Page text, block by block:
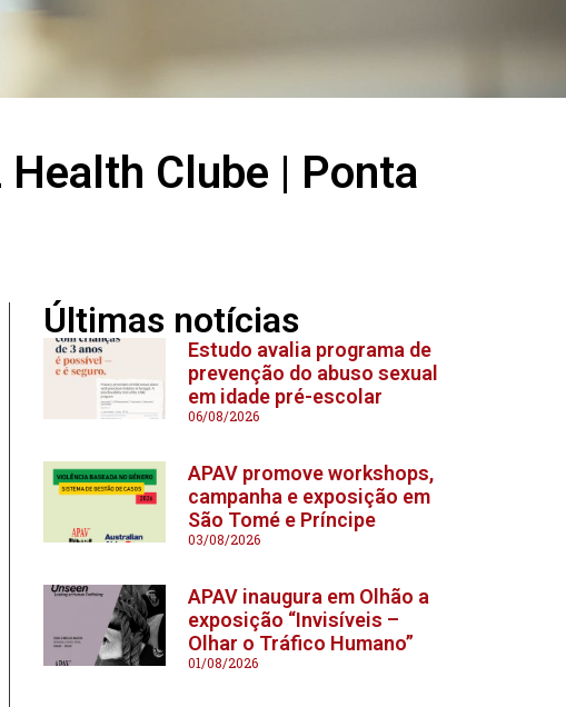
Clube | Ponta
Últimas notícias
Estudo avalia programa de
prevenção do abuso sexual
em idade pré-escolar
06/08/2026
APAV promove workshops,
campanha e exposição em
São Tomé e Príncipe
03/08/2026
APAV inaugura em Olhão a
exposição “Invisíveis –
Olhar o Tráfico Humano”
01/08/2026